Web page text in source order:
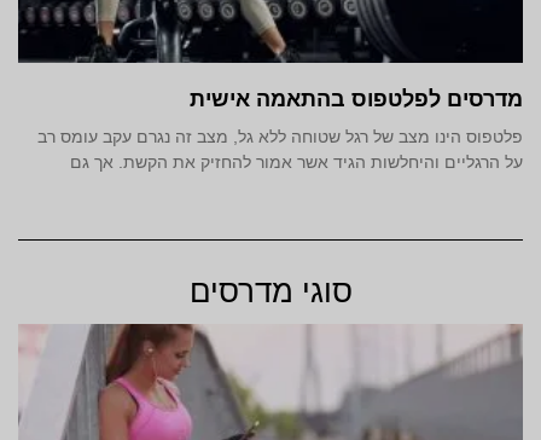
מדרסים לפלטפוס בהתאמה אישית
פלטפוס הינו מצב של רגל שטוחה ללא גל, מצב זה נגרם עקב עומס רב
על הרגליים והיחלשות הגיד אשר אמור להחזיק את הקשת. אך גם
סוגי מדרסים